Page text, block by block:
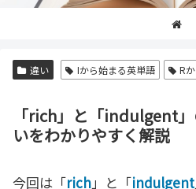
違い Iから始まる英単語 R
「rich」と「indulgent
いをわかりやすく解説
今回は「rich」と「indulgent